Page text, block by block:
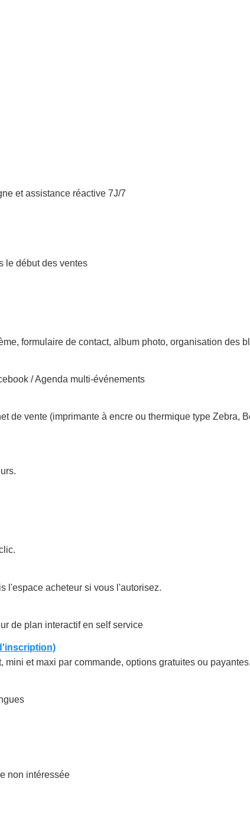
et assistance réactive 7J/7
le début des ventes
formulaire de contact, album photo, organisation des
/ Agenda multi-événements
de vente (imprimante à encre ou thermique type Zebra,
l'espace acheteur si vous l'autorisez.
de plan interactif en self service
et maxi par commande, options gratuites ou
non intéressée